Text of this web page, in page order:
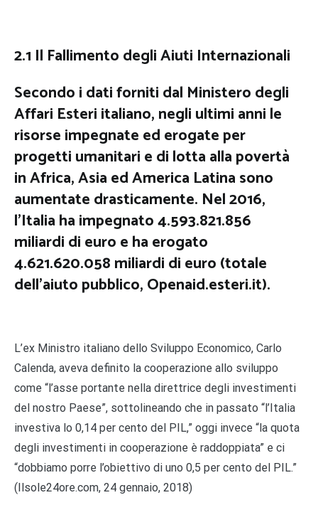
2.1 Il Fallimento degli Aiuti Internazionali
Secondo i dati forniti dal Ministero degli
Affari Esteri italiano, negli ultimi anni le
risorse impegnate ed erogate per
progetti umanitari e di lotta alla povertà
in Africa, Asia ed America Latina sono
aumentate drasticamente. Nel 2016,
l’Italia ha impegnato 4.593.821.856
miliardi di euro e ha erogato
4.621.620.058 miliardi di euro (totale
dell’aiuto pubblico, Openaid.esteri.it).
L’ex Ministro italiano dello Sviluppo Economico, Carlo
Calenda, aveva definito la cooperazione allo sviluppo
come “l’asse portante nella direttrice degli investimenti
del nostro Paese”, sottolineando che in passato “l’Italia
investiva lo 0,14 per cento del PIL,” oggi invece “la quota
degli investimenti in cooperazione è raddoppiata” e ci
“dobbiamo porre l’obiettivo di uno 0,5 per cento del PIL.”
(Ilsole24ore.com, 24 gennaio, 2018)